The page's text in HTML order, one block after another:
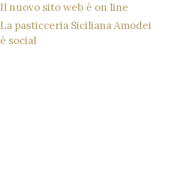
Il nuovo sito web è on line
La pasticceria Siciliana Amodei
è social